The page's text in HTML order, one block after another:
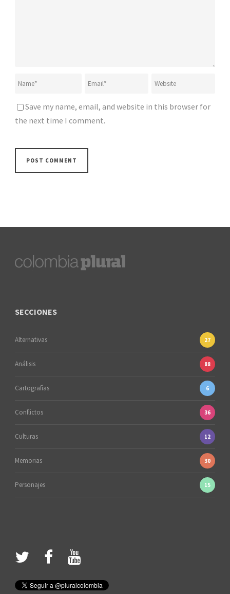
Save my name, email, and website in this browser for
the next time I comment.
SECCIONES
Alternativas 27
Análisis 88
Cartografías 6
Conflictos 36
Culturas 12
Memorias 30
Personajes 15